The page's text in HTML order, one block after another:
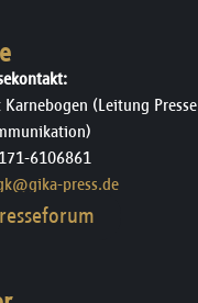
Karnebogen (Leitung Presse
6106861
press.de